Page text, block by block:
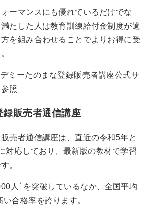
ーマンスにも優れているだけでな
たした人は教育訓練給付金制度が適
を組み合わせることでよりお得に受
ミーたのまな登録販売者講座公式サ
照
録販売者通信講座
売者通信講座は、直近の令和5年と
対応しており、最新版の教材で学習
。
人 * を突破しているなか、全国平均
い合格率を誇ります。